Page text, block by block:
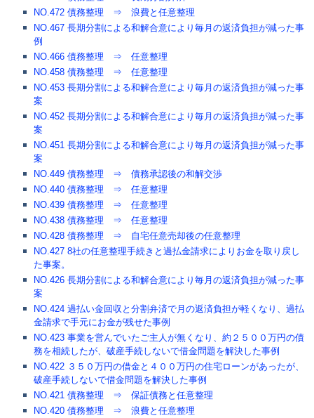
NO.472 債務整理 ⇒ 浪費と任意整理
NO.467 長期分割による和解合意により毎月の返済負担が減った事
例
NO.466 債務整理 ⇒ 任意整理
NO.458 債務整理 ⇒ 任意整理
NO.453 長期分割による和解合意により毎月の返済負担が減った事
案
NO.452 長期分割による和解合意により毎月の返済負担が減った事
案
NO.451 長期分割による和解合意により毎月の返済負担が減った事
案
NO.449 債務整理 ⇒ 債務承認後の和解交渉
NO.440 債務整理 ⇒ 任意整理
NO.439 債務整理 ⇒ 任意整理
NO.438 債務整理 ⇒ 任意整理
NO.428 債務整理 ⇒ 自宅任意売却後の任意整理
NO.427 8社の任意整理手続きと過払金請求によりお金を取り戻し
た事案。
NO.426 長期分割による和解合意により毎月の返済負担が減った事
案
NO.424 過払い金回収と分割弁済で月の返済負担が軽くなり、過払
金請求で手元にお金が残せた事例
NO.423 事業を営んでいたご主人が無くなり、約２５００万円の債
務を相続したが、破産手続しないで借金問題を解決した事例
NO.422 ３５０万円の借金と４００万円の住宅ローンがあったが、
破産手続しないで借金問題を解決した事例
NO.421 債務整理 ⇒ 保証債務と任意整理
NO.420 債務整理 ⇒ 浪費と任意整理